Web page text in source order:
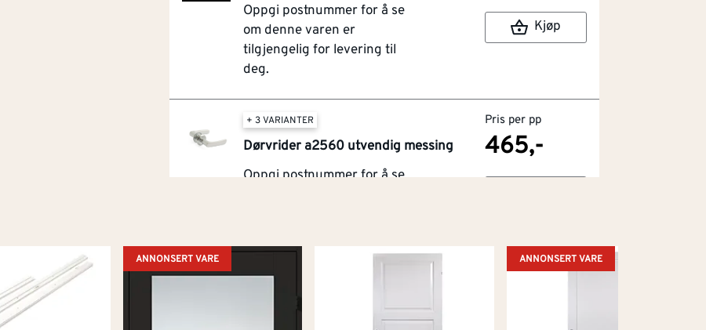
Oppgi postnummer for å se
om denne varen er
tilgjengelig for levering til
deg.
Kjøp
+ 3 VARIANTER
Dørvrider a2560 utvendig messing
Oppgi postnummer for å se
Pris per pp
465,-
ANNONSERT VARE ANNONSERT VARE